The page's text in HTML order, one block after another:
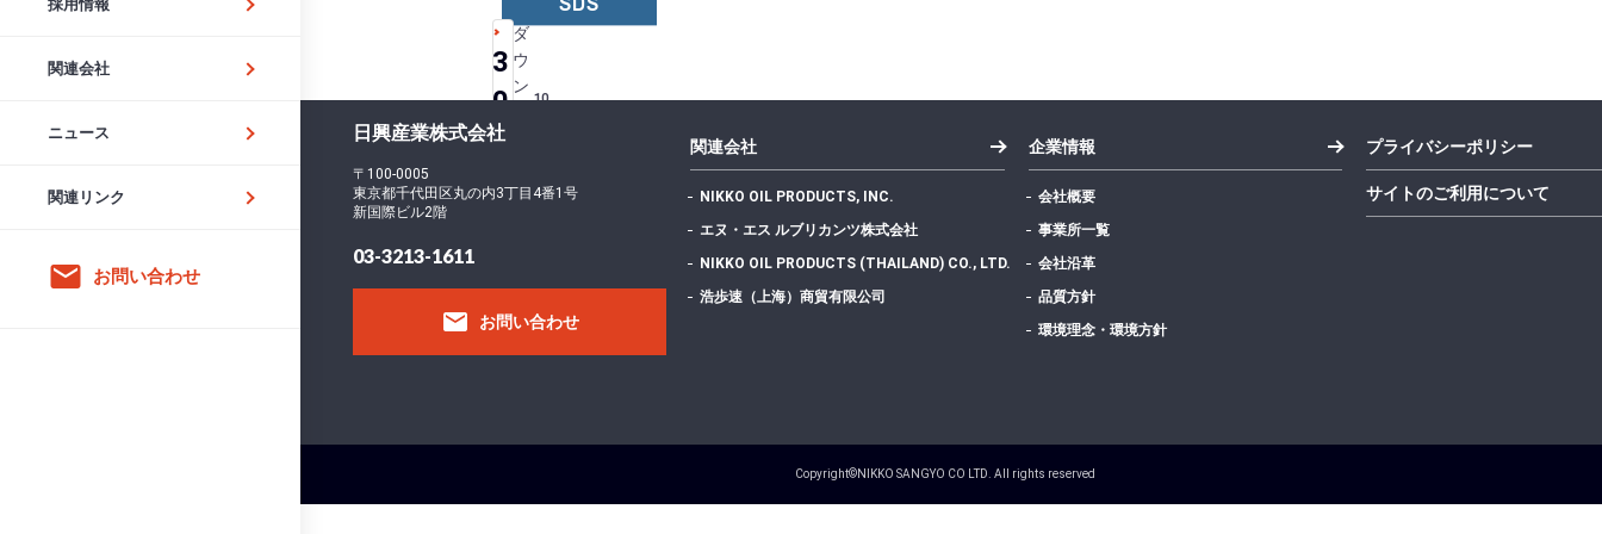
採用情報
関連会社
ニュース
関連リンク
email お問い合わせ
ダ
ウ
ン
10
フ
イ
投
3
0
-
5
3
日興産業株式会社
〒100-0005
東京都千代田区丸の内3丁目4番1号
新国際ビル2階
03-3213-1611
email お問い合わせ
関連会社
NIKKO OIL PRODUCTS, INC.
エヌ・エス ルブリカンツ株式会社
NIKKO OIL PRODUCTS (THAILAND) CO., LTD.
浩歩速（上海）商貿有限公司
企業情報
会社概要
事業所一覧
会社沿革
品質方針
環境理念・環境方針
プライバシーポリシー
サイトのご利用について
Copyright©NIKKO SANGYO CO LTD. All rights reserved